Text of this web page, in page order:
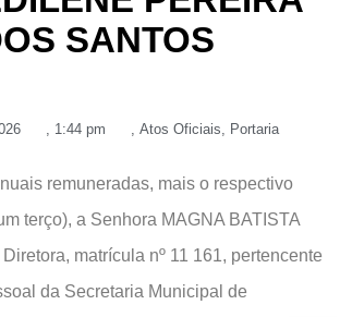
SANTOS
, 1:44 pm , Atos Oficiais, Portaria
remuneradas, mais o respectivo
terço), a Senhora MAGNA BATISTA
matrícula nº 11 161, pertencente
da Secretaria Municipal de